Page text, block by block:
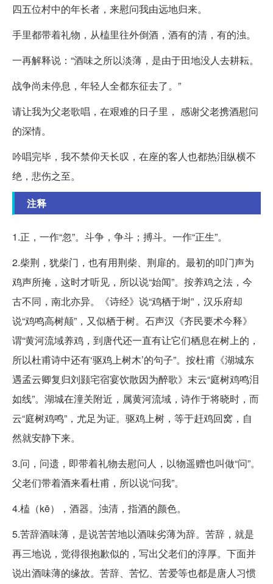
四五位村中的年长者，来慰问我由远地归来。
手里都带着礼物，从榼里往外倒酒，酒有的清，有的浊。
一再解释说：“酒味之所以淡薄，是由于田地没人去耕耘。
战争尚未停息，年轻人全都东征去了。”
请让我为父老歌唱，在艰难的日子里， 感谢父老携酒慰问
的深情。
吟唱完毕，我不禁仰天长叹，在座的客人也都热泪纵横不
绝，悲伤之至。
注释
1.正，一作“忽”。斗争，争斗；搏斗。一作“正生”。
2.柴荆，犹柴门，也有用荆柴、荆扉的。最初的叩门声为
鸡声所掩，这时才听见，所以说“始闻”。按养鸡之法，今
古不同，南北亦异。《诗经》说“鸡栖于埘”，汉乐府却
说“鸡鸣高树颠”，又似栖于树。石声汉《齐民要术今释》
谓“黄河流域养鸡，到唐代还一直有让它们栖息在树上的，
所以杜甫诗中还有‘驱鸡上树木’的句子”。按杜甫《湖城东
遇孟云卿复归刘颢宅宿宴饮散因为醉歌》末云“庭树鸡鸣泪
如线”。湖城在潼关附近，属黄河流域，诗作于将晓时，而
云“庭树鸡鸣”，尤足为证。驱鸡上树，等于赶鸡回窝，自
然就安静下来。
3.问，问遗，即带着礼物去慰问人，以物遥赠也叫做“问”。
父老们带着酒来看杜甫，所以说“问我”。
4.榼（kē），酒器。浊清，指酒的颜色。
5.苦辞酒味薄，是说苦苦地以酒味劣薄为辞。苦辞，就是
再三地说，觉得很抱歉似的，写出父老们的淳厚。下面并
说出酒味薄的缘故。苦辞、苦忆、苦爱等也都是唐人习惯